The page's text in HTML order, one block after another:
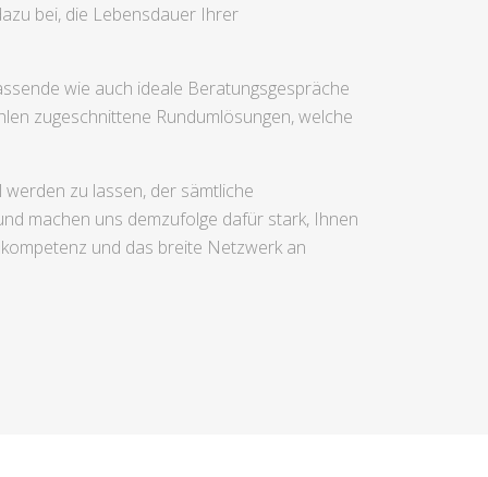
bei, die Lebensdauer Ihrer
wie auch ideale Beratungsgespräche
zugeschnittene Rundumlösungen, welche
zu lassen, der sämtliche
machen uns demzufolge dafür stark, Ihnen
und das breite Netzwerk an